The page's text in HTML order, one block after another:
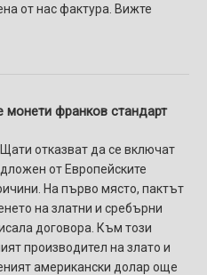
от нас фактура. Вижте
монети франков стандарт
отказват да се включат
от Европейските
На първо място, пактът
на златни и сребърни
договора. Към този
производител на злато и
американски долар още